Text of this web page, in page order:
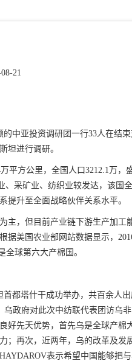
21
中亚投资调研团一行33人在结
坦进行调研。
平方公里，全国人口3212.1万，
、采矿业、纺织业较发达，该国
提升至全面战略伙伴关系水平。
，但目前产业链下游生产加工
据美国农业部网站数据显示，
全球第六大产棉国。
都塔什干成功举办，共百余人
政府对此次中纺联代表团访乌
先天优势，首先乌是全球产棉
；再次，近两年，乌的改革及发
表示希望中国能够把